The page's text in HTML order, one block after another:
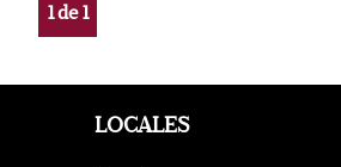
1de1
LOCALES